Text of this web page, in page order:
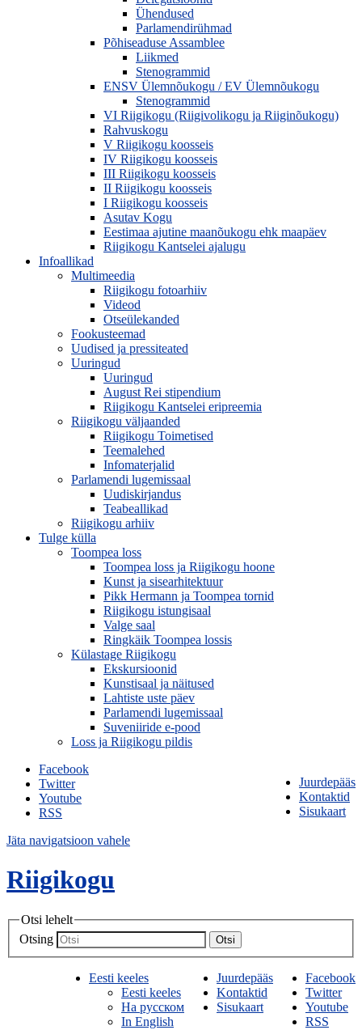
Ühendused
Parlamendirühmad
Põhiseaduse Assamblee
Liikmed
Stenogrammid
ENSV Ülemnõukogu / EV Ülemnõukogu
Stenogrammid
VI Riigikogu (Riigivolikogu ja Riiginõukogu)
Rahvuskogu
V Riigikogu koosseis
IV Riigikogu koosseis
III Riigikogu koosseis
II Riigikogu koosseis
I Riigikogu koosseis
Asutav Kogu
Eestimaa ajutine maanõukogu ehk maapäev
Riigikogu Kantselei ajalugu
Infoallikad
Multimeedia
Riigikogu fotoarhiiv
Videod
Otseülekanded
Fookusteemad
Uudised ja pressiteated
Uuringud
Uuringud
August Rei stipendium
Riigikogu Kantselei eripreemia
Riigikogu väljaanded
Riigikogu Toimetised
Teemalehed
Infomaterjalid
Parlamendi lugemissaal
Uudiskirjandus
Teabeallikad
Riigikogu arhiiv
Tulge külla
Toompea loss
Toompea loss ja Riigikogu hoone
Kunst ja sisearhitektuur
Pikk Hermann ja Toompea tornid
Riigikogu istungisaal
Valge saal
Ringkäik Toompea lossis
Külastage Riigikogu
Ekskursioonid
Kunstisaal ja näitused
Lahtiste uste päev
Parlamendi lugemissaal
Suveniiride e-pood
Loss ja Riigikogu pildis
Juurdepääs
Kontaktid
Sisukaart
Facebook
Twitter
Youtube
RSS
Jäta navigatsioon vahele
Riigikogu
Otsi lehelt
Otsing
Otsi
Facebook
Twitter
Youtube
RSS
Juurdepääs
Kontaktid
Sisukaart
Eesti keeles
Eesti keeles
На русском
In English